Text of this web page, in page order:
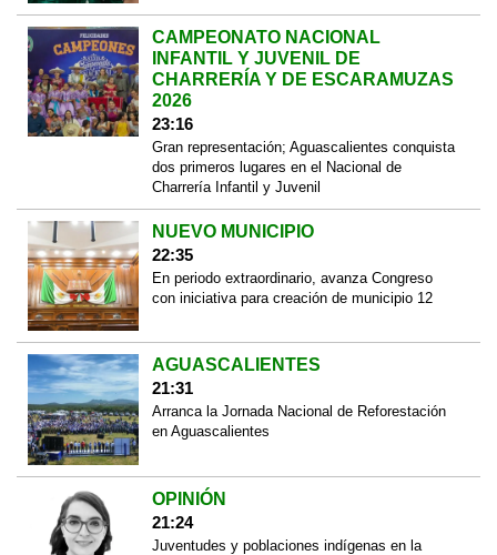
CAMPEONATO NACIONAL
INFANTIL Y JUVENIL DE
CHARRERÍA Y DE ESCARAMUZAS
2026
23:16
Gran representación; Aguascalientes conquista
dos primeros lugares en el Nacional de
Charrería Infantil y Juvenil
NUEVO MUNICIPIO
22:35
En periodo extraordinario, avanza Congreso
con iniciativa para creación de municipio 12
AGUASCALIENTES
21:31
Arranca la Jornada Nacional de Reforestación
en Aguascalientes
OPINIÓN
21:24
Juventudes y poblaciones indígenas en la